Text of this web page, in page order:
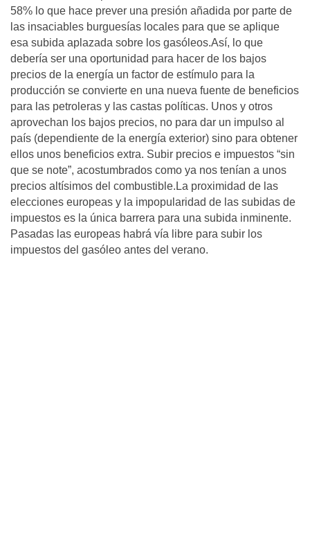
58% lo que hace prever una presión añadida por parte de
las insaciables burguesías locales para que se aplique
esa subida aplazada sobre los gasóleos.Así, lo que
debería ser una oportunidad para hacer de los bajos
precios de la energía un factor de estímulo para la
producción se convierte en una nueva fuente de beneficios
para las petroleras y las castas políticas. Unos y otros
aprovechan los bajos precios, no para dar un impulso al
país (dependiente de la energía exterior) sino para obtener
ellos unos beneficios extra. Subir precios e impuestos “sin
que se note”, acostumbrados como ya nos tenían a unos
precios altísimos del combustible.La proximidad de las
elecciones europeas y la impopularidad de las subidas de
impuestos es la única barrera para una subida inminente.
Pasadas las europeas habrá vía libre para subir los
impuestos del gasóleo antes del verano.